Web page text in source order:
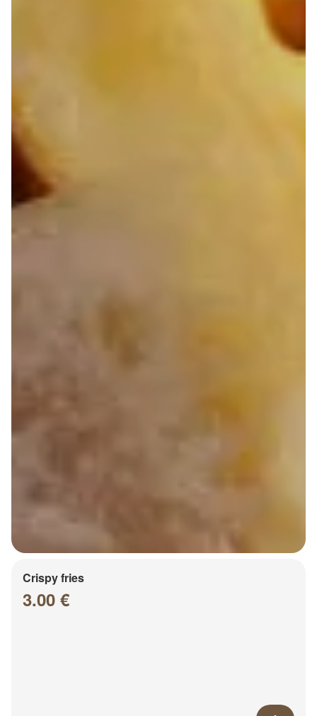
Crispy fries
3.00 €